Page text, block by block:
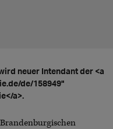
neuer Intendant der <a
de/158949"
a>.